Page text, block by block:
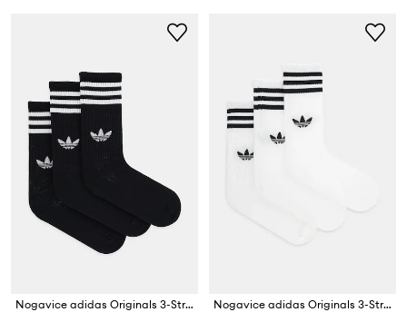
Nogavice adidas Originals 3-Stripes 3-pack
Nogavice adidas Originals 3-Stripes 3-pack